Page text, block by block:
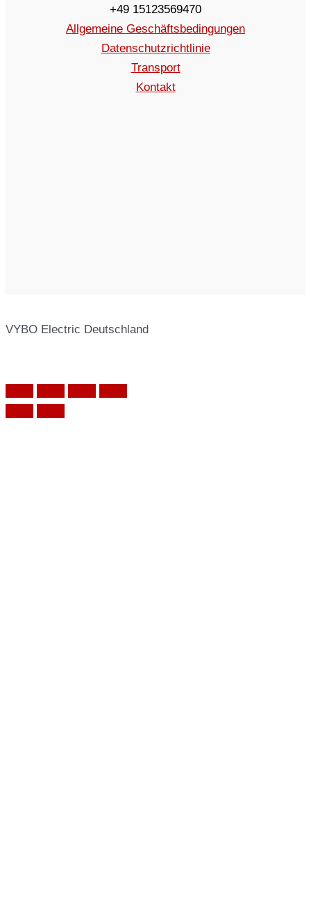
+49 15123569470
Allgemeine Geschäftsbedingungen
Datenschutzrichtlinie
Transport
Kontakt
VYBO Electric Deutschland